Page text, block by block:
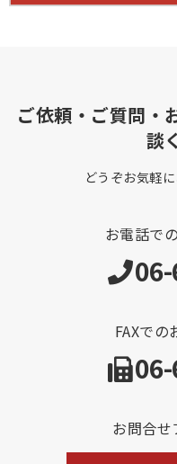
ご依頼・ご質問・
談
どうぞお気軽
お電話で
FAXでの
お問合せ